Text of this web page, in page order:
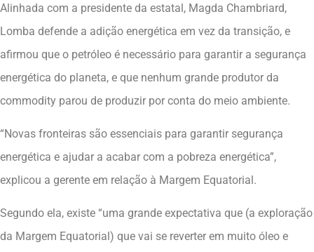
Alinhada com a presidente da estatal, Magda Chambriard,
Lomba defende a adição energética em vez da transição, e
afirmou que o petróleo é necessário para garantir a segurança
energética do planeta, e que nenhum grande produtor da
commodity parou de produzir por conta do meio ambiente.
“Novas fronteiras são essenciais para garantir segurança
energética e ajudar a acabar com a pobreza energética”,
explicou a gerente em relação à Margem Equatorial.
Segundo ela, existe “uma grande expectativa que (a exploração
da Margem Equatorial) que vai se reverter em muito óleo e